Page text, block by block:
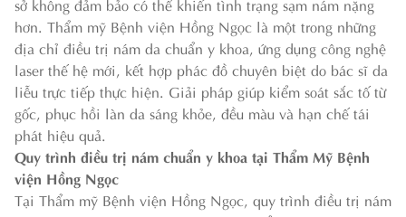
hơn. Thẩm mỹ Bệnh viện Hồng Ngọc là một trong những
địa chỉ điều trị nám da chuẩn y khoa, ứng dụng công nghệ
laser thế hệ mới, kết hợp phác đồ chuyên biệt do bác sĩ da
liễu trực tiếp thực hiện. Giải pháp giúp kiểm soát sắc tố từ
gốc, phục hồi làn da sáng khỏe, đều màu và hạn chế tái
phát hiệu quả.
Quy trình điều trị nám chuẩn y khoa tại Thẩm Mỹ Bệnh
viện Hồng Ngọc
Tại Thẩm mỹ Bệnh viện Hồng Ngọc, quy trình điều trị nám